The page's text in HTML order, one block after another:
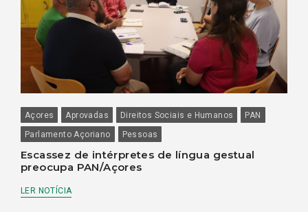
Açores Aprovadas Direitos Sociais e Humanos
PAN
Parlamento Açoriano
Pessoas
Escassez de intérpretes de língua gestual
preocupa PAN/Açores
LER NOTÍCIA